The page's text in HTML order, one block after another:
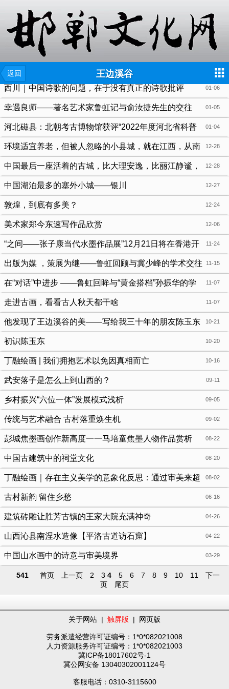
返回 王边溪谷
01-06
西川｜中国诗歌的问题，在于没有真正的诗歌批评
01-05
幸遇良师——著名艺术家鲁虹记与俞汝捷先生的交往
01-04
河北磁县：北朝考古博物馆获评“2022年度河北省科普
教育基地” 12-28
环境适宜养老，但被人忽略的小县城，就在江西，从南
昌过来4.5小时车程 12-28
中国最后一座活着的古城，比大理安逸，比丽江静谧，
为了吃都值得去一趟！ 12-27
中国湖泊最多的塞外小城——银川
12-24
敦煌，到底有多美？
12-06
美术家郑今东速写作品欣赏
11-24
“之间——张子康当代水墨作品展”12月21日将在香港开
展 11-15
出版为媒 ，策展为继——鲁虹回顾与冀少峰的学术交往
11-07
在“对话”中进步 ——鲁虹回眸与“黄金搭档”孙振华的学
术合作 11-07
走进古画，看看古人秋天都干啥
10-21
他发现了王边溪谷的美——写给我三十年的朋友陈玉东
10-20
初识陈玉东
10-16
丁融绘画 | 我们拥抱艺术以免因真相而亡
09-11
武安落子是怎么上到山西的？
09-05
乡村振兴“六位一体”发展模式浅析
09-02
传统与艺术融合 古村落重焕生机
08-22
彭城焦墨画创作新高度一一马培童焦墨人物作品赏析
08-20
中国古建筑中的祠堂文化
08-02
丁融绘画｜存在主义美学的意象化反思：通过审美来超
越现实，走向终极自由 06-16
古村新韵 留住乡愁
04-26
建筑砖雕让胜芳古镇的王家大院充满神奇
04-22
山西沁县南涅水造像【平洛古道访石窟】
03-29
中国山水画中的诗意与审美境界
541 首页 上一页 2 3 4 5 6 7 8 9 10 11
下一
页
尾页
关于网站 | 触屏版 | 网页版
劳务派遣经营许可证编号：1*0*082021008
人力资源服务许可证编号：1*0*082021003
冀ICP备18017602号-1
冀公网安备 13040302001124号
客服电话：0310-3115600